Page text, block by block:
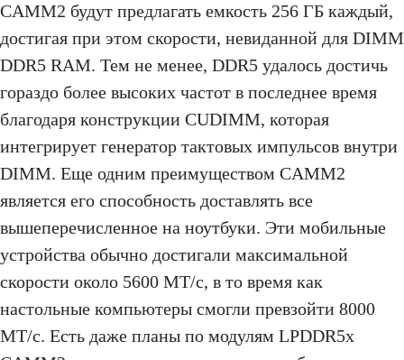
CAMM2 будут предлагать емкость 256 ГБ каждый,
достигая при этом скорости, невиданной для DIMM
DDR5 RAM. Тем не менее, DDR5 удалось достичь
гораздо более высоких частот в последнее время
благодаря конструкции CUDIMM, которая
интегрирует генератор тактовых импульсов внутри
DIMM. Еще одним преимуществом CAMM2
является его способность доставлять все
вышеперечисленное на ноутбуки. Эти мобильные
устройства обычно достигали максимальной
скорости около 5600 МТ/с, в то время как
настольные компьютеры смогли превзойти 8000
МТ/с. Есть даже планы по модулям LPDDR5x